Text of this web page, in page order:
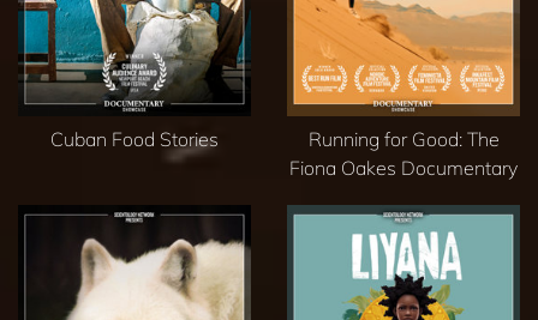
Cuban Food Stories
Running for Good: The
Fiona Oakes Documentary